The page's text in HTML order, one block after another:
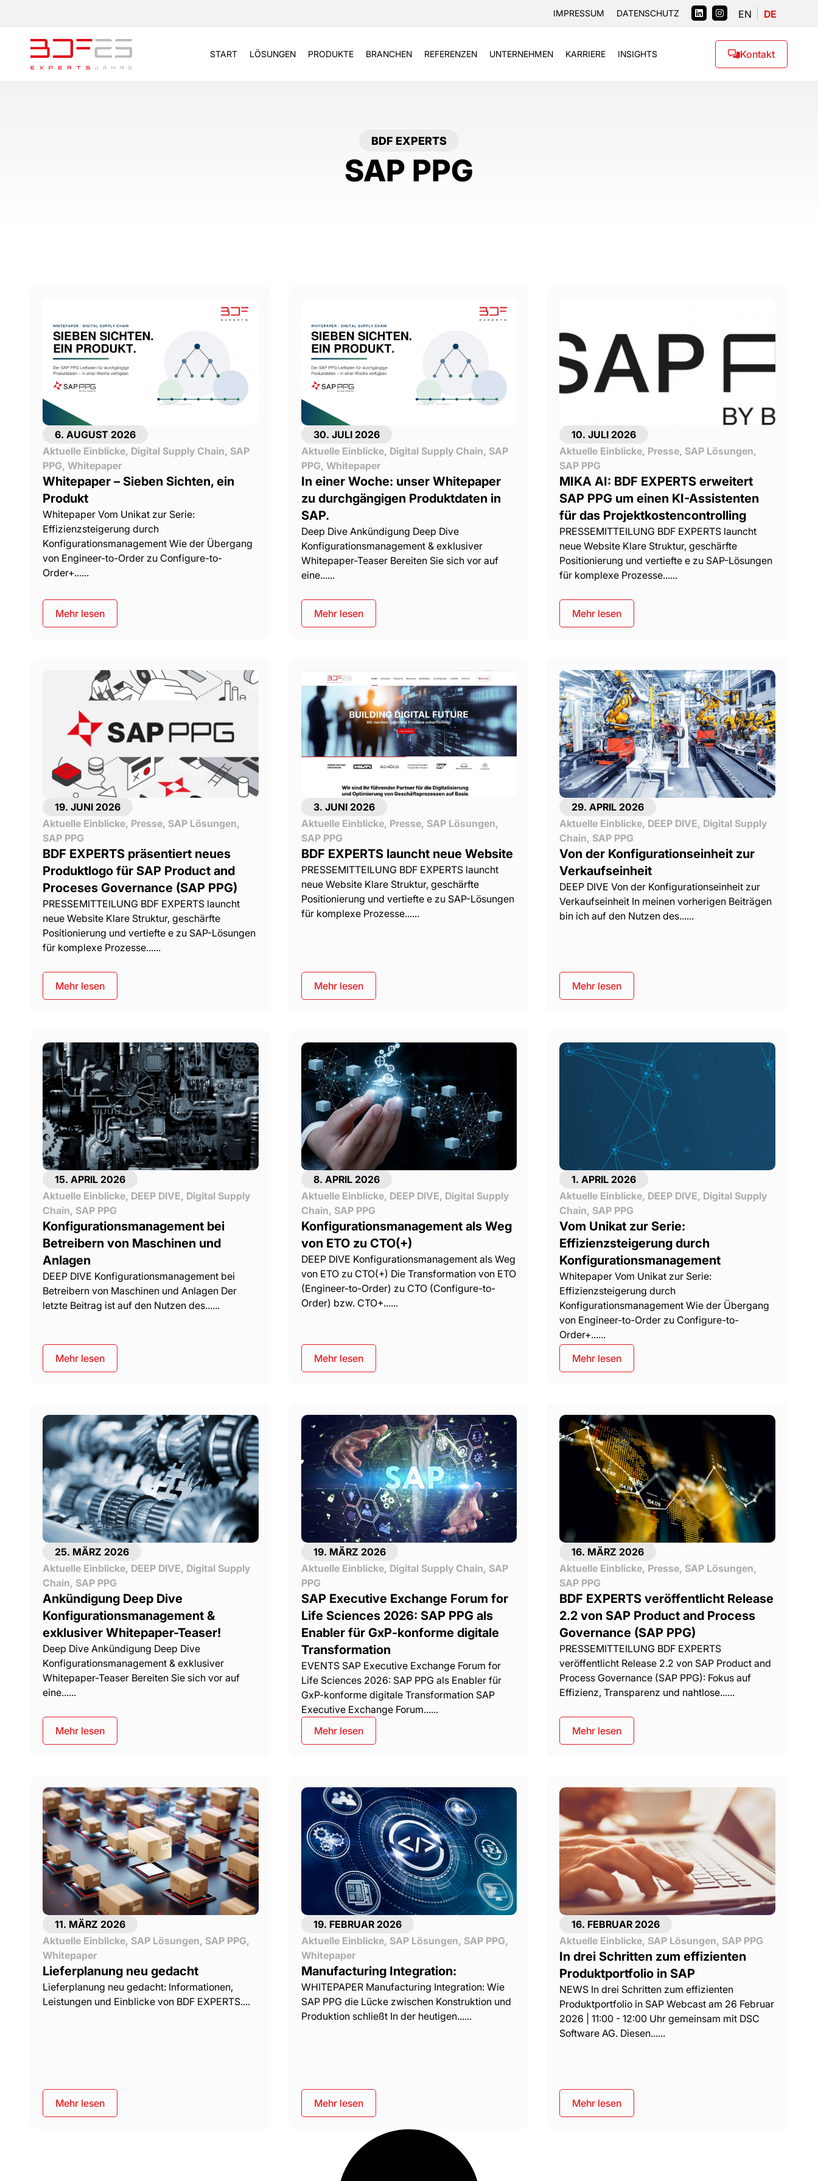
IMPRESSUM DATENSCHUTZ EN DE
START LÖSUNGEN PRODUKTE BRANCHEN REFERENZEN UNTERNEHMEN KARRIERE INSIGHTS Kontakt
BDF EXPERTS
SAP PPG
6. AUGUST 2026
Aktuelle Einblicke, Digital Supply Chain, SAP
PPG, Whitepaper
Whitepaper – Sieben Sichten, ein
Produkt
Whitepaper Vom Unikat zur Serie:
Effizienzsteigerung durch
Konfigurationsmanagement Wie der Übergang
von Engineer-to-Order zu Configure-to-
Order+......
Mehr lesen
30. JULI 2026
Aktuelle Einblicke, Digital Supply Chain, SAP
PPG, Whitepaper
In einer Woche: unser Whitepaper
zu durchgängigen Produktdaten in
SAP.
Deep Dive Ankündigung Deep Dive
Konfigurationsmanagement & exklusiver
Whitepaper-Teaser Bereiten Sie sich vor auf
eine......
Mehr lesen
10. JULI 2026
Aktuelle Einblicke, Presse, SAP Lösungen,
SAP PPG
MIKA AI: BDF EXPERTS erweitert
SAP PPG um einen KI-Assistenten
für das Projektkostencontrolling
PRESSEMITTEILUNG BDF EXPERTS launcht
neue Website Klare Struktur, geschärfte
Positionierung und vertiefte e zu SAP-Lösungen
für komplexe Prozesse......
Mehr lesen
19. JUNI 2026
Aktuelle Einblicke, Presse, SAP Lösungen,
SAP PPG
BDF EXPERTS präsentiert neues
Produktlogo für SAP Product and
Proceses Governance (SAP PPG)
PRESSEMITTEILUNG BDF EXPERTS launcht
neue Website Klare Struktur, geschärfte
Positionierung und vertiefte e zu SAP-Lösungen
für komplexe Prozesse......
Mehr lesen
3. JUNI 2026
Aktuelle Einblicke, Presse, SAP Lösungen,
SAP PPG
BDF EXPERTS launcht neue Website
PRESSEMITTEILUNG BDF EXPERTS launcht
neue Website Klare Struktur, geschärfte
Positionierung und vertiefte e zu SAP-Lösungen
für komplexe Prozesse......
Mehr lesen
29. APRIL 2026
Aktuelle Einblicke, DEEP DIVE, Digital Supply
Chain, SAP PPG
Von der Konfigurationseinheit zur
Verkaufseinheit
DEEP DIVE Von der Konfigurationseinheit zur
Verkaufseinheit In meinen vorherigen Beiträgen
bin ich auf den Nutzen des......
Mehr lesen
15. APRIL 2026
Aktuelle Einblicke, DEEP DIVE, Digital Supply
Chain, SAP PPG
Konfigurationsmanagement bei
Betreibern von Maschinen und
Anlagen
DEEP DIVE Konfigurationsmanagement bei
Betreibern von Maschinen und Anlagen Der
letzte Beitrag ist auf den Nutzen des......
Mehr lesen
8. APRIL 2026
Aktuelle Einblicke, DEEP DIVE, Digital Supply
Chain, SAP PPG
Konfigurationsmanagement als Weg
von ETO zu CTO(+)
DEEP DIVE Konfigurationsmanagement als Weg
von ETO zu CTO(+) Die Transformation von ETO
(Engineer-to-Order) zu CTO (Configure-to-
Order) bzw. CTO+......
Mehr lesen
1. APRIL 2026
Aktuelle Einblicke, DEEP DIVE, Digital Supply
Chain, SAP PPG
Vom Unikat zur Serie:
Effizienzsteigerung durch
Konfigurationsmanagement
Whitepaper Vom Unikat zur Serie:
Effizienzsteigerung durch
Konfigurationsmanagement Wie der Übergang
von Engineer-to-Order zu Configure-to-
Order+......
Mehr lesen
25. MÄRZ 2026
Aktuelle Einblicke, DEEP DIVE, Digital Supply
Chain, SAP PPG
Ankündigung Deep Dive
Konfigurationsmanagement &
exklusiver Whitepaper-Teaser!
Deep Dive Ankündigung Deep Dive
Konfigurationsmanagement & exklusiver
Whitepaper-Teaser Bereiten Sie sich vor auf
eine......
Mehr lesen
19. MÄRZ 2026
Aktuelle Einblicke, Digital Supply Chain, SAP
PPG
SAP Executive Exchange Forum for
Life Sciences 2026: SAP PPG als
Enabler für GxP-konforme digitale
Transformation
EVENTS SAP Executive Exchange Forum for
Life Sciences 2026: SAP PPG als Enabler für
GxP-konforme digitale Transformation SAP
Executive Exchange Forum......
Mehr lesen
16. MÄRZ 2026
Aktuelle Einblicke, Presse, SAP Lösungen,
SAP PPG
BDF EXPERTS veröffentlicht Release
2.2 von SAP Product and Process
Governance (SAP PPG)
PRESSEMITTEILUNG BDF EXPERTS
veröffentlicht Release 2.2 von SAP Product and
Process Governance (SAP PPG): Fokus auf
Effizienz, Transparenz und nahtlose......
Mehr lesen
11. MÄRZ 2026
Aktuelle Einblicke, SAP Lösungen, SAP PPG,
Whitepaper
Lieferplanung neu gedacht
Lieferplanung neu gedacht: Informationen,
Leistungen und Einblicke von BDF EXPERTS....
Mehr lesen
19. FEBRUAR 2026
Aktuelle Einblicke, SAP Lösungen, SAP PPG,
Whitepaper
Manufacturing Integration:
WHITEPAPER Manufacturing Integration: Wie
SAP PPG die Lücke zwischen Konstruktion und
Produktion schließt In der heutigen......
Mehr lesen
16. FEBRUAR 2026
Aktuelle Einblicke, SAP Lösungen, SAP PPG
In drei Schritten zum effizienten
Produktportfolio in SAP
NEWS In drei Schritten zum effizienten
Produktportfolio in SAP Webcast am 26 Februar
2026 | 11:00 - 12:00 Uhr gemeinsam mit DSC
Software AG. Diesen......
Mehr lesen